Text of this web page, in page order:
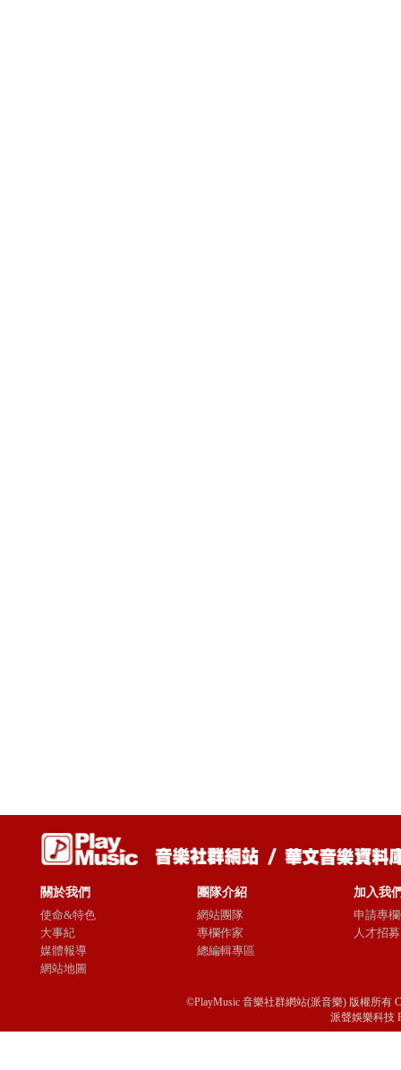
關於我們
使命&特色
大事紀
媒體報導
網站地圖
團隊介紹
網站團隊
專欄作家
總編輯專區
加入我
申請專
人才招募
©PlayMusic 音樂社群網站(派音樂) 版權所有
派聲娛樂科技